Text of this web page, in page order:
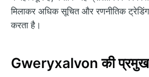
मिलाकर अधिक सूचित और रणनीतिक ट्रेडिंग
करता है।
Gweryxalvon की प्रमुख